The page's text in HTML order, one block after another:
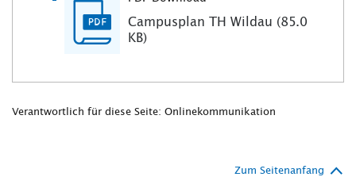
Campusplan TH Wildau (85.0
KB)
Verantwortlich für diese Seite: Onlinekommunikation
Zum Seitenanfang